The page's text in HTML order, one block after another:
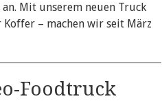
Mit unserem neuen Truck
Koffer – machen wir seit März
Foodtruck